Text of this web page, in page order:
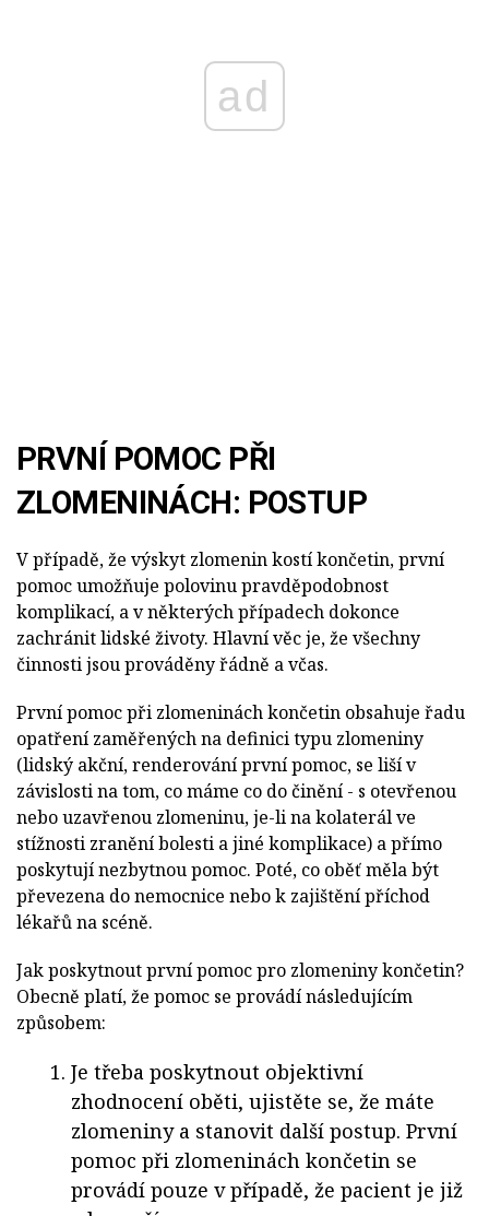
ad
PRVNÍ POMOC PŘI
ZLOMENINÁCH: POSTUP
V případě, že výskyt zlomenin kostí končetin, první
pomoc umožňuje polovinu pravděpodobnost
komplikací, a v některých případech dokonce
zachránit lidské životy. Hlavní věc je, že všechny
činnosti jsou prováděny řádně a včas.
První pomoc při zlomeninách končetin obsahuje řadu
opatření zaměřených na definici typu zlomeniny
(lidský akční, renderování první pomoc, se liší v
závislosti na tom, co máme co do činění - s otevřenou
nebo uzavřenou zlomeninu, je-li na kolaterál ve
stížnosti zranění bolesti a jiné komplikace) a přímo
poskytují nezbytnou pomoc. Poté, co oběť měla být
převezena do nemocnice nebo k zajištění příchod
lékařů na scéně.
Jak poskytnout první pomoc pro zlomeniny končetin?
Obecně platí, že pomoc se provádí následujícím
způsobem:
Je třeba poskytnout objektivní
zhodnocení oběti, ujistěte se, že máte
zlomeniny a stanovit další postup. První
pomoc při zlomeninách končetin se
provádí pouze v případě, že pacient je již